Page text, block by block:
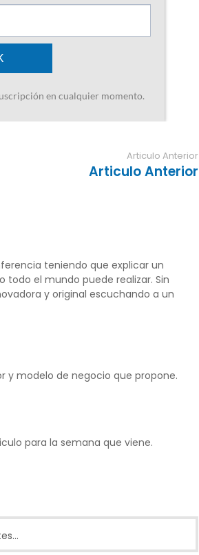
Articulo Anterior
Articulo Anterior
teniendo que explicar un
el mundo puede realizar. Sin
y original escuchando a un
y modelo de negocio que propone.
para la semana que viene.